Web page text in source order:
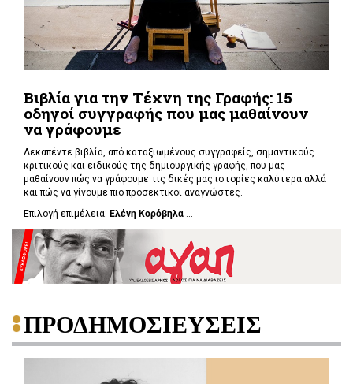
Βιβλία για την Τέχνη της Γραφής: 15
οδηγοί συγγραφής που μας μαθαίνουν
να γράφουμε
Δεκαπέντε βιβλία, από καταξιωμένους συγγραφείς, σημαντικούς
κριτικούς και ειδικούς της δημιουργικής γραφής, που μας
μαθαίνουν πώς να γράφουμε τις δικές μας ιστορίες καλύτερα αλλά
και πώς να γίνουμε πιο προσεκτικοί αναγνώστες.
Επιλογή-επιμέλεια: Ελένη Κορόβηλα ...
ΠΡΟΔΗΜΟΣΙΕΥΣΕΙΣ